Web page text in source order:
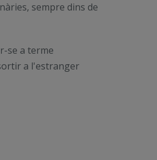
sempre dins de
se a terme
a l'estranger